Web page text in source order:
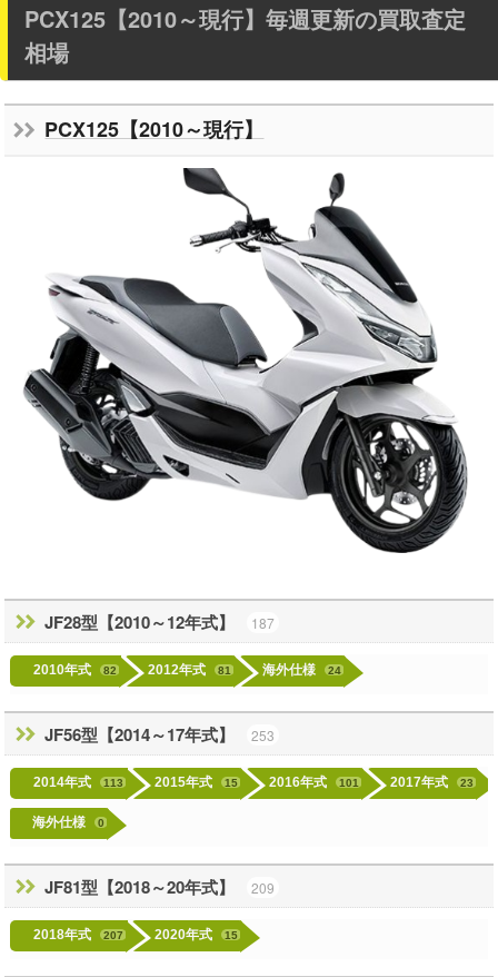
PCX125【2010～現行】毎週更新の買取査定
相場
PCX125【2010～現行】
JF28型【2010～12年式】 187
2010年式 82 2012年式 81 海外仕様 24
JF56型【2014～17年式】 253
2014年式 113 2015年式 15 2016年式 101 2017年式 23
海外仕様 0
JF81型【2018～20年式】 209
2018年式 207 2020年式 15